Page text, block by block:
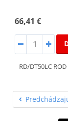
66,41 €
RD/DT50LC